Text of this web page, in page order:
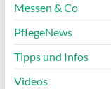
Messen & Co
PflegeNews
Tipps und Infos
Videos